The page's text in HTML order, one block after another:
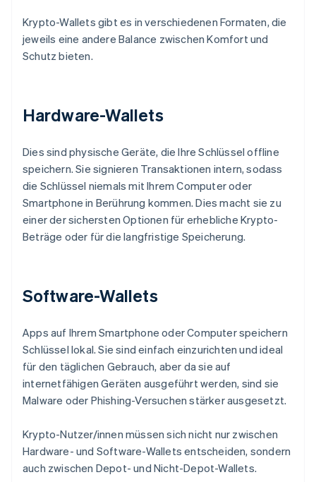
Krypto-Wallets gibt es in verschiedenen Formaten, die
jeweils eine andere Balance zwischen Komfort und
Schutz bieten.
Hardware-Wallets
Dies sind physische Geräte, die Ihre Schlüssel offline
speichern. Sie signieren Transaktionen intern, sodass
die Schlüssel niemals mit Ihrem Computer oder
Smartphone in Berührung kommen. Dies macht sie zu
einer der sichersten Optionen für erhebliche Krypto-
Beträge oder für die langfristige Speicherung.
Software-Wallets
Apps auf Ihrem Smartphone oder Computer speichern
Schlüssel lokal. Sie sind einfach einzurichten und ideal
für den täglichen Gebrauch, aber da sie auf
internetfähigen Geräten ausgeführt werden, sind sie
Malware oder Phishing-Versuchen stärker ausgesetzt.
Krypto-Nutzer/innen müssen sich nicht nur zwischen
Hardware- und Software-Wallets entscheiden, sondern
auch zwischen Depot- und Nicht-Depot-Wallets.